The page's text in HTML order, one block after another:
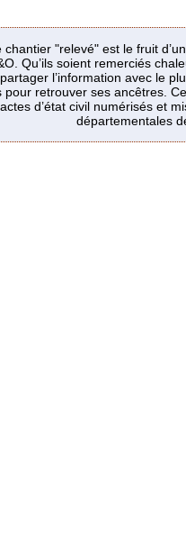
chantier "relevé" est le fruit
Qu’ils soient remerciés
l’information avec le
pour retrouver ses ancêtres.
actes d’état civil numérisés et
départementales